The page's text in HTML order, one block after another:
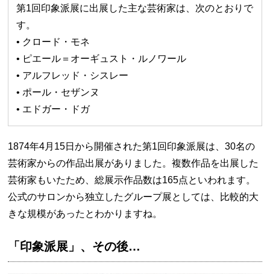
第1回印象派展に出展した主な芸術家は、次のとおりで
す。
• クロード・モネ
• ピエール＝オーギュスト・ルノワール
• アルフレッド・シスレー
• ポール・セザンヌ
• エドガー・ドガ
1874年4月15日から開催された第1回印象派展は、30名の
芸術家からの作品出展がありました。複数作品を出展した
芸術家もいたため、総展示作品数は165点といわれます。
公式のサロンから独立したグループ展としては、比較的大
きな規模があったとわかりますね。
「印象派展」、その後…